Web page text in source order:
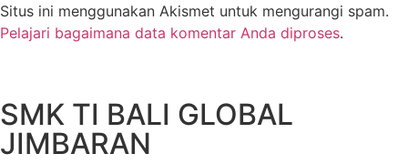
Situs ini menggunakan Akismet untuk mengurangi spam.
Pelajari bagaimana data komentar Anda diproses.
SMK TI BALI GLOBAL
JIMBARAN